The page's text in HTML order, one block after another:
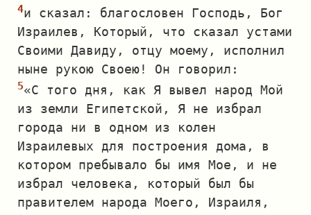
и сказал: благословен Господь, Бог
Израилев, Который, что сказал устами
Своими Давиду, отцу моему, исполнил
ныне рукою Своею! Он говорил:
«С того дня, как Я вывел народ Мой
из земли Египетской, Я не избрал
города ни в одном из колен
Израилевых для построения дома, в
котором пребывало бы имя Мое, и не
избрал человека, который был бы
правителем народа Моего, Израиля,